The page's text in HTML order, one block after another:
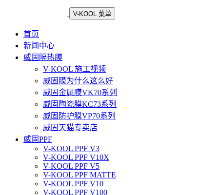
V-KOOL 菜单
首页
新闻中心
威固隔热膜
V-KOOL 施工视频
威固膜为什么这么好
威固金属膜VK70系列
威固陶瓷膜KC73系列
威固防护膜VP70系列
威固天猫专卖店
威固PPF
V-KOOL PPF V3
V-KOOL PPF V10X
V-KOOL PPF V5
V-KOOL PPF MATTE
V-KOOL PPF V10
V-KOOL PPF V100